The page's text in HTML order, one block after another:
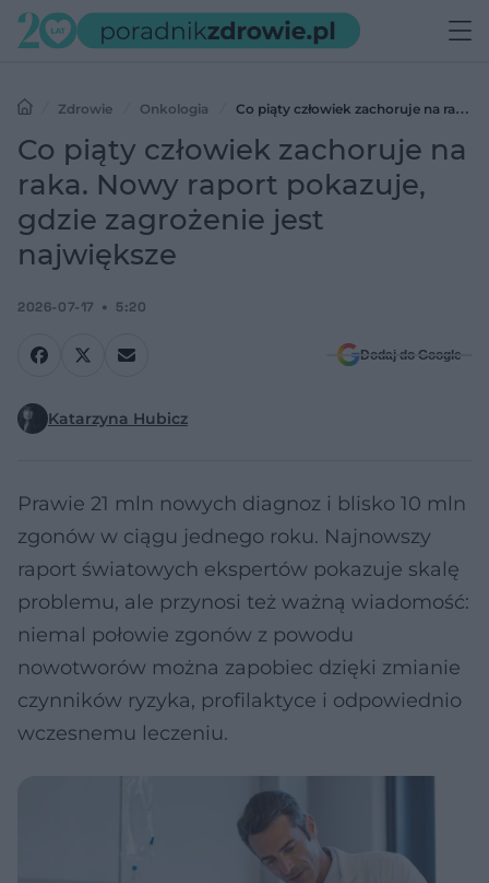
Zdrowie Onkologia
Co piąty człowiek zachoruje na raka.
Nowy raport pokazuje, gdzie zagrożenie jest największe
Co piąty człowiek zachoruje na
raka. Nowy raport pokazuje,
gdzie zagrożenie jest
największe
2026-07-17 5:20
Dodaj do Google
Katarzyna Hubicz
Prawie 21 mln nowych diagnoz i blisko 10 mln
zgonów w ciągu jednego roku. Najnowszy
raport światowych ekspertów pokazuje skalę
problemu, ale przynosi też ważną wiadomość:
niemal połowie zgonów z powodu
nowotworów można zapobiec dzięki zmianie
czynników ryzyka, profilaktyce i odpowiednio
wczesnemu leczeniu.